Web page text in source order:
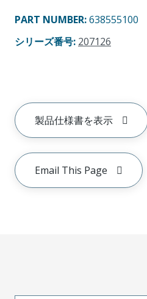
PART NUMBER:638555100
シリーズ番号: 207126
製品仕様書を表示
Email This Page